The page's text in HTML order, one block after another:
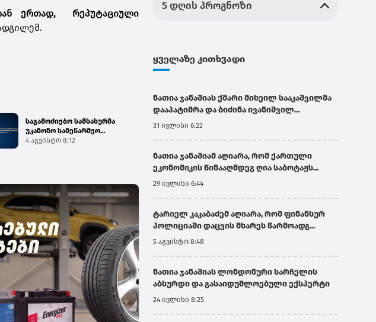
ერთად, რეპუტაციული
საგამოძიებო სამსახურმა
უკანონო სამეწარმეო
საქმიანობისა და უკანონო
4 აგვისტო 8:12
ყველაზე კითხვადი
ნათია ჯანაშიას ქმარი მიხეილ სააკაშვილმა
დააპატიმრა და ბიძინა ივანიშვილ...
31 ივლისი 6:22
ნათია ჯანაშიამ აღიარა, რომ ქართული
ეკონომიკის წინააღმდეგ ღია საბოტაჟს...
29 ივლისი 6:44
ტარიელ კაკაბაძემ აღიარა, რომ ფინანსურ
პოლიციაში დაცვის მხარეს წარმოადგ...
5 აგვისტო 8:48
ნათია ჯანაშიას ლონდონური სარჩელის
აბსურდი და გასაიდუმლოებული ექსპერტი
24 ივლისი 8:25